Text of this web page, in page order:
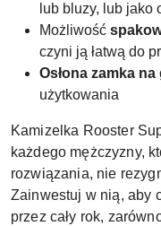
lub bluzy, lub jako
Możliwość
czyni ją łatwą do
Osłona zamka na
użytkowania
Kamizelka Rooster
każdego mężczyzny,
rozwiązania, nie
Zainwestuj w nią, aby
przez cały rok,